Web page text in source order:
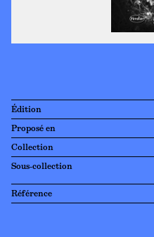
Édition
Proposé en
Collection
Sous-collection
Référence